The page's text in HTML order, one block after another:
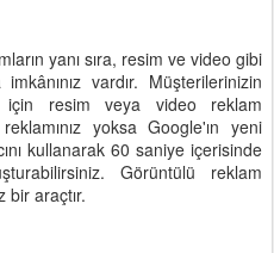
yanı sıra, resim ve video gibi
vardır. Müşterilerinizin
resim veya video reklam
yoksa Google'ın yeni
kullanarak 60 saniye içerisinde
Görüntülü reklam
bir araçtır.